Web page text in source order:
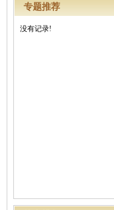
专题推荐
没有记录!